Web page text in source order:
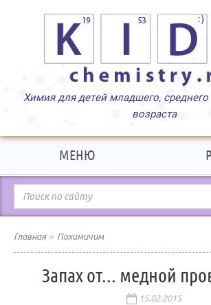
МЕНЮ
Главная» Похимичим
Запах от... медной
15.02.2015